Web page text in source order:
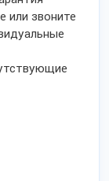
или звоните